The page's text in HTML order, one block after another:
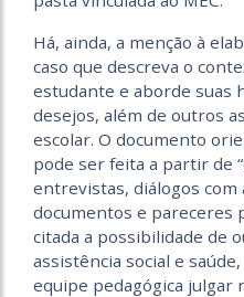
Há, ainda, a menção à
caso que descreva o
estudante e aborde suas
desejos, além de outros
escolar. O documento
pode ser feita a partir de
entrevistas, diálogos com
documentos e pareceres
citada a possibilidade de
assistência social e
equipe pedagógica julgar